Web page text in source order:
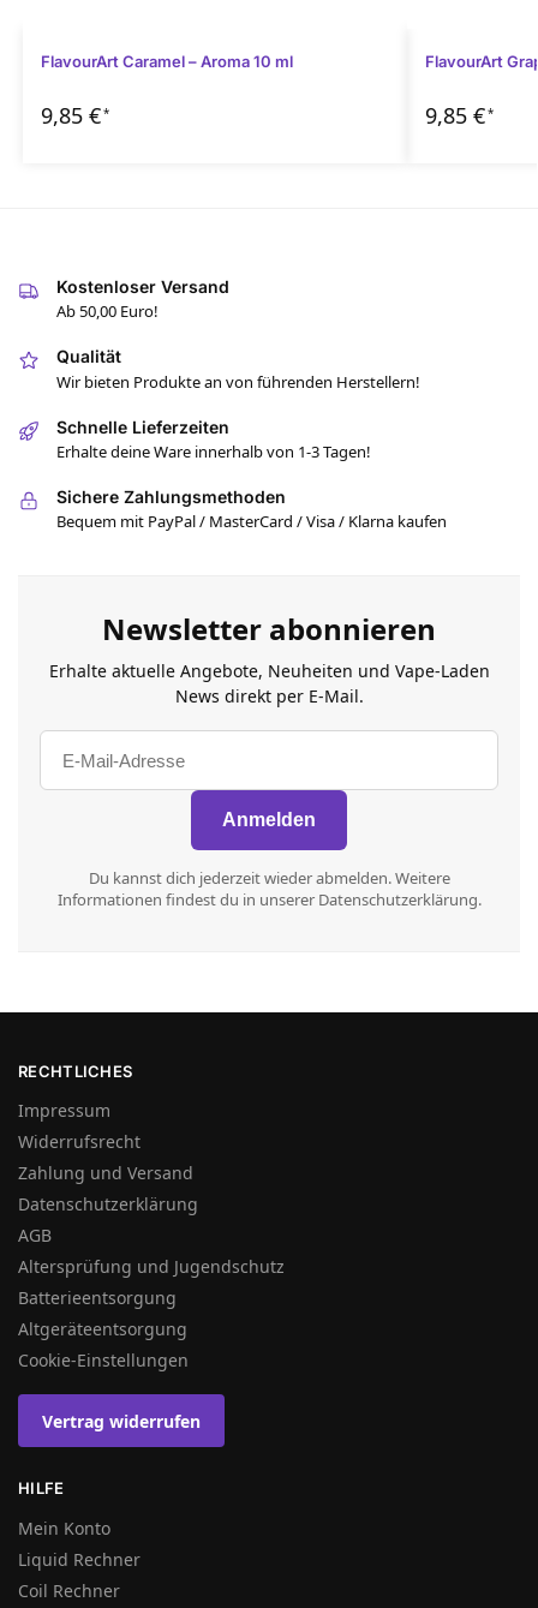
FlavourArt Caramel – Aroma 10 ml
9,85 €*
FlavourArt
9,85 €*
Kostenloser Versand
Ab 50,00 Euro!
Qualität
Wir bieten Produkte an von führenden Herstellern!
Schnelle Lieferzeiten
Erhalte deine Ware innerhalb von 1-3 Tagen!
Sichere Zahlungsmethoden
Bequem mit PayPal / MasterCard / Visa / Klarna kaufen
Newsletter abonnieren
Erhalte aktuelle Angebote, Neuheiten und Vape-Laden
News direkt per E-Mail.
Du kannst dich jederzeit wieder abmelden. Weitere
Informationen findest du in unserer Datenschutzerklärung.
RECHTLICHES
Impressum
Widerrufsrecht
Zahlung und Versand
Datenschutzerklärung
AGB
Altersprüfung und Jugendschutz
Batterieentsorgung
Altgeräteentsorgung
Cookie-Einstellungen
Vertrag widerrufen
HILFE
Mein Konto
Liquid Rechner
Coil Rechner